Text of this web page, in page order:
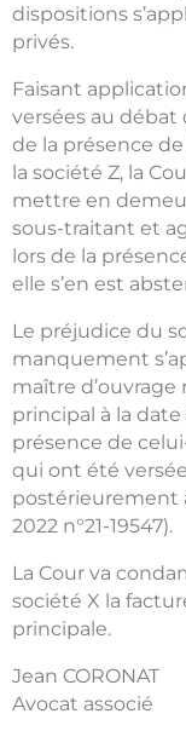
dispositions
privés.
Faisant
versées au
de la présence
la société Z, la
mettre en
sous-traitant et
lors de la
elle s’en est
Le préjudice du
manquement
maître
principal à la
présence de
qui ont été
postérieurement
2022 n°21-19547).
La Cour va
société X la
principale.
Jean CORONAT
Avocat associé